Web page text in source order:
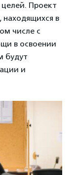
Проект
находящихся в
числе с
в освоении
будут
и